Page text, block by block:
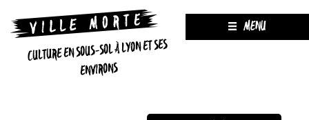
CULTURE EN SOUS-SOL À LYON ET SES
ENVIRONS
MENU